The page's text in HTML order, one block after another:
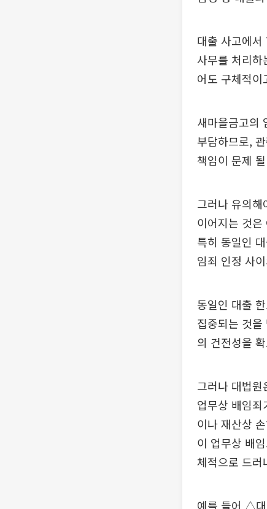
대출 사고에
사무를 처리하
어도 구체적
새마을금고의
부담하므로,
책임이 문제
그러나 유의
이어지는 것
특히 동일인
임죄 인정 사
동일인 대출
집중되는 것
의 건전성을
그러나 대법
업무상 배임
이나 재산상
이 업무상 배
체적으로 드러
예를 들어 △